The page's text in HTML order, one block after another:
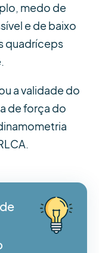
medo de
e de baixo
quadríceps
a validade do
de força do